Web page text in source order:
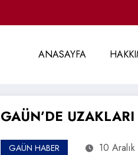
ANASAYFA
GAÜN’DE
GAÜN HABER 10